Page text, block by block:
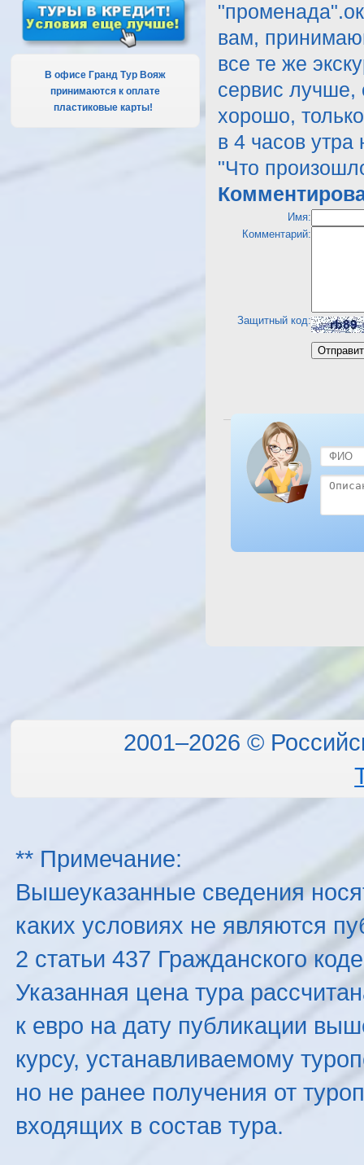
В офисе Гранд Тур Вояж
принимаются к оплате
пластиковые карты!
вам,
все те же
сервис
хорошо,
в 4 часов
"Что
Имя:
Комментарий:
Защитный код:
Посмотреть отель
2001–2026 ©
** Примечание:
Вышеуказанные сведения
каких условиях не являются
2 статьи 437 Гражданского
Указанная цена тура
к евро на дату публикации
курсу, устанавливаемому
но не ранее получения от
входящих в состав тура.